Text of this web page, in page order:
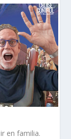
en familia.